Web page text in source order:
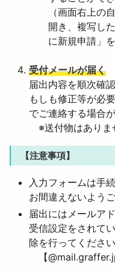
（画面右上の
開き、複写し
に新規申請」
受付メールが届く
届出内容を順次確
もしも修正等が必
でご連絡する場合
※送付物はありま
【注意事項】
入力フォームは手
お間違えないよう
届出にはメールア
受信設定をされて
除を行ってください
【